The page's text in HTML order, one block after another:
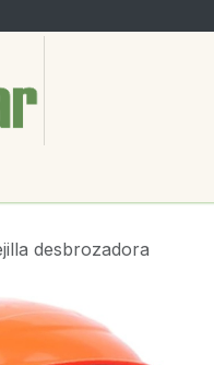
desbrozadora